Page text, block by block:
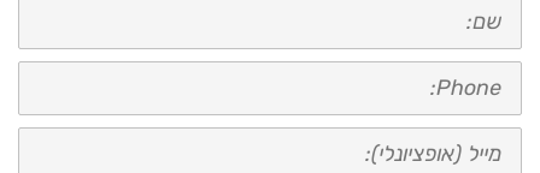
טלפון:
מייל
(אופציונאלי):